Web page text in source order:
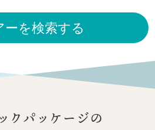
ーを検索する
クパッケージの